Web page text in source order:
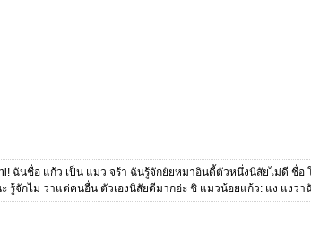
ฉันชื่อ แก้ว เป็น แมว จร้า ฉันรู้จักยัยหมาอินดี้ตัวหนึ่งนิสัยไม่ดี ชื่อ
รู้จักไม ว่าแต่คนอื่น ตัวเองนิสัยดีมากอ่ะ ชิ แมวน้อยแก้ว: แง แงว่า